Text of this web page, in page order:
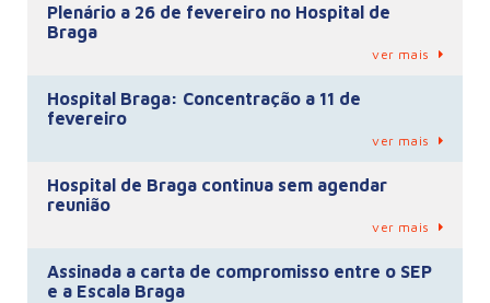
Plenário a 26 de fevereiro no Hospital de
Braga
ver mais
Hospital Braga: Concentração a 11 de
fevereiro
ver mais
Hospital de Braga continua sem agendar
reunião
ver mais
Assinada a carta de compromisso entre o SEP
e a Escala Braga